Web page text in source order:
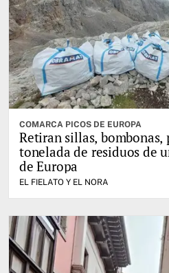
COMARCA PICOS DE EUROPA
Retiran sillas, bombonas,
tonelada de residuos de
de Europa
EL FIELATO Y EL NORA